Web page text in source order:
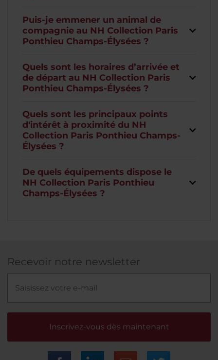
Puis-je emmener un animal de
compagnie au NH Collection Paris
Ponthieu Champs-Élysées ?
Quels sont les horaires d’arrivée et
de départ au NH Collection Paris
Ponthieu Champs-Élysées ?
Quels sont les principaux points
d'intérêt à proximité du NH
Collection Paris Ponthieu Champs-
Élysées ?
De quels équipements dispose le
NH Collection Paris Ponthieu
Champs-Élysées ?
Recevoir notre newsletter
Inscrivez-vous dès maintenant